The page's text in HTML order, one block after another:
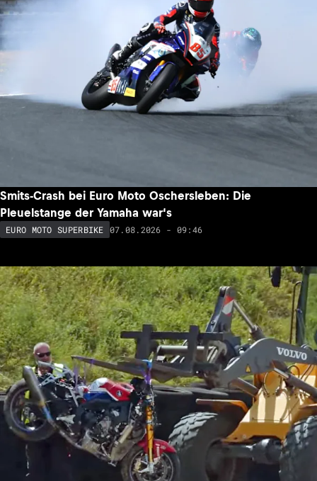
Smits-Crash bei Euro Moto Oschersleben: Die
Pleuelstange der Yamaha war‘s
EURO MOTO SUPERBIKE 07.08.2026 - 09:46